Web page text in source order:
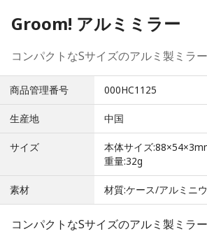
Groom! アルミミラー
コンパクトなSサイズのアルミ製ミラー
商品管理番号 000HC1125
生産地 中国
サイズ
本体サイズ
重量:32g
素材 材質:ケース/アルミニ
コンパクトなSサイズのアルミ製ミラー